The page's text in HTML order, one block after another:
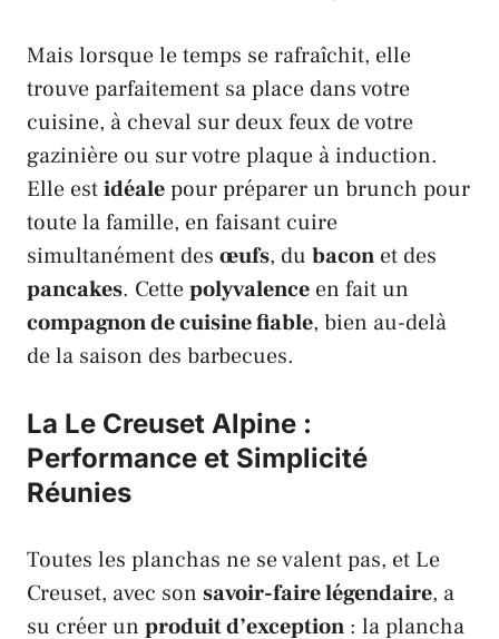
Mais lorsque le temps se rafraîchit, elle
trouve parfaitement sa place dans votre
cuisine, à cheval sur deux feux de votre
gazinière ou sur votre plaque à induction.
Elle estidéalepour préparer un brunch pour
toute la famille, en faisant cuire
simultanément des œufs, du bacon et des
pancakes. Cettepolyvalence en fait un
compagnon de cuisine fiable, bien au-delà
de la saison des barbecues.
La Le Creuset Alpine :
Performance et Simplicité
Réunies
Toutes les planchas ne se valent pas, et Le
Creuset, avec son savoir-faire légendaire, a
su créer un produit d’exception : la plancha